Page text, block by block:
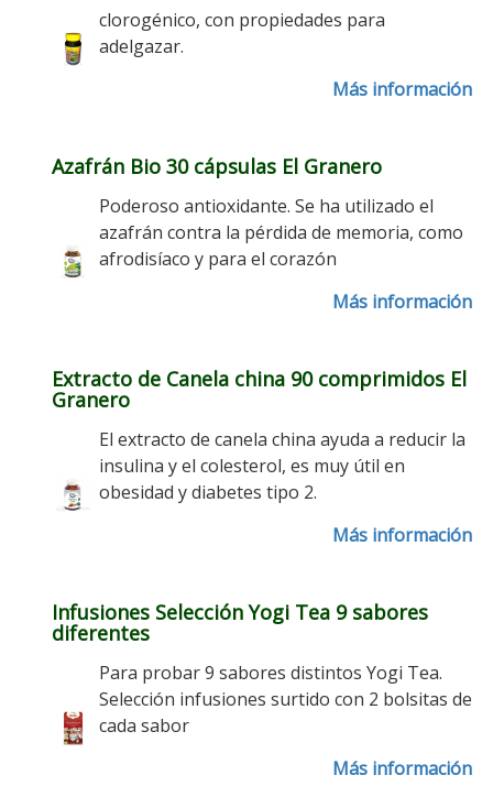
clorogénico, con propiedades para
adelgazar.
Más información
Azafrán Bio 30 cápsulas El Granero
Poderoso antioxidante. Se ha utilizado el
azafrán contra la pérdida de memoria, como
afrodisíaco y para el corazón
Más información
Extracto de Canela china 90 comprimidos El
Granero
El extracto de canela china ayuda a reducir la
insulina y el colesterol, es muy útil en
obesidad y diabetes tipo 2.
Más información
Infusiones Selección Yogi Tea 9 sabores
diferentes
Para probar 9 sabores distintos Yogi Tea.
Selección infusiones surtido con 2 bolsitas de
cada sabor
Más información